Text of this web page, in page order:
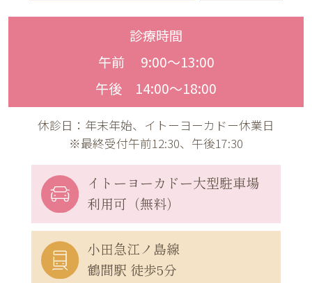
診療時間
午前 9:00〜13:00
午後 14:00〜18:00
休診日：年末年始、イトーヨーカドー休業日
※最終受付午前12:30、午後17:30
イトーヨーカドー大型駐車場
利用可（無料）
小田急江ノ島線
鶴間駅 徒歩5分